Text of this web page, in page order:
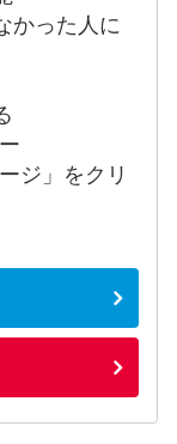
かった人に
ジ」をクリ